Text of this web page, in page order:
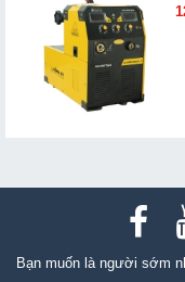
Bạn muốn là người sớm